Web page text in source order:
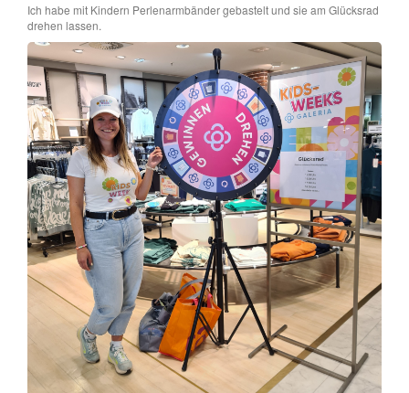
Ich habe mit Kindern Perlenarmbänder gebastelt und sie am Glücksrad
drehen lassen.